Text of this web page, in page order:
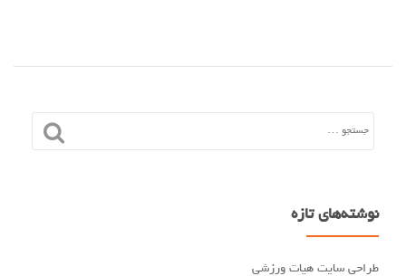
نوشته‌های تازه
طراحی سایت هیات ورزشی